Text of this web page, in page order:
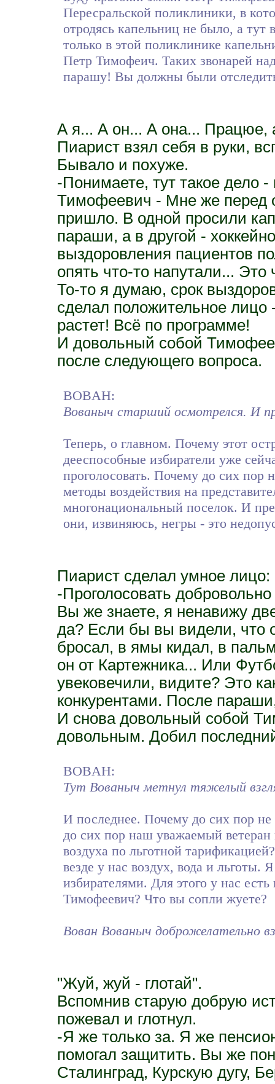
Пересральской поликлиники, в
отродясь капельниц не было, а тут
только в этой поликлинике
Петр Тимофеич. Таких звонарей
парашу! Вы должны были
А я... А он... А она... Працюе,
Пиарист взял себя в руки,
Бывало и похуже.
-Понимаете, тут такое дело
Тимофеевич - Мне же перед
пришло. В одной просили
параши, а в другой -
выздоровления пациентов
опять что-то напутали...
То-то я думаю, срок
сделал положительное
растет! Всё по программе!
И довольный собой
после следующего вопроса.
BOBAH:
Вованыч старший осмотрелся. И
Теперь, о главном. Почему этот
дееспособные избиратели уже
проголосовать. Почему до сих пор
методы воздействия на
многонациональный поселок. И
они, извиняюсь, негры - это
Пиарист сделал умное лицо:
-Проголосовать
Вы же знаете, я ненавижу
да? Если бы вы видели, что
бросал, в ямы кидал, в
он от Картежника... Или
увековечили, видите? Это
конкурентами. После
И снова довольный собой
довольным. Добил
BOBAH:
Тут Вованыч метнул тяжелый
И последнее. Почему до сих пор
до сих пор наш уважаемый ветеран
воздуха по льготной
везде у нас воздух, вода и льготы.
избирателями. Для этого у нас
Тимофеевич? Что вы сопли жуете?
Вован Вованыч доброжелательно
"Жуй, жуй - глотай".
Вспомнив старую добрую
пожевал и глотнул.
-Я же только за. Я же
помогал защитить. Вы же
Сталинград, Курскую дугу,